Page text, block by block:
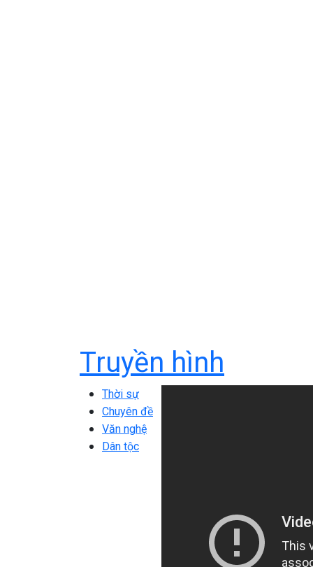
Truyền hình
Thời sự
Chuyên đề
Văn nghệ
Dân tộc